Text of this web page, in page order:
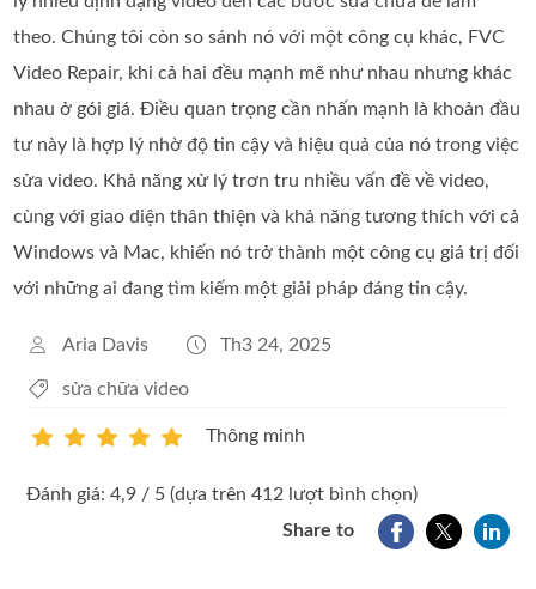
theo. Chúng tôi còn so sánh nó với một công cụ khác, FVC
Video Repair, khi cả hai đều mạnh mẽ như nhau nhưng khác
nhau ở gói giá. Điều quan trọng cần nhấn mạnh là khoản đầu
tư này là hợp lý nhờ độ tin cậy và hiệu quả của nó trong việc
sửa video. Khả năng xử lý trơn tru nhiều vấn đề về video,
cùng với giao diện thân thiện và khả năng tương thích với cả
Windows và Mac, khiến nó trở thành một công cụ giá trị đối
với những ai đang tìm kiếm một giải pháp đáng tin cậy.
Aria Davis Th3 24, 2025
sửa chữa video
Thông minh
Đánh giá: 4,9 / 5 (dựa trên 412 lượt bình chọn)
Share to